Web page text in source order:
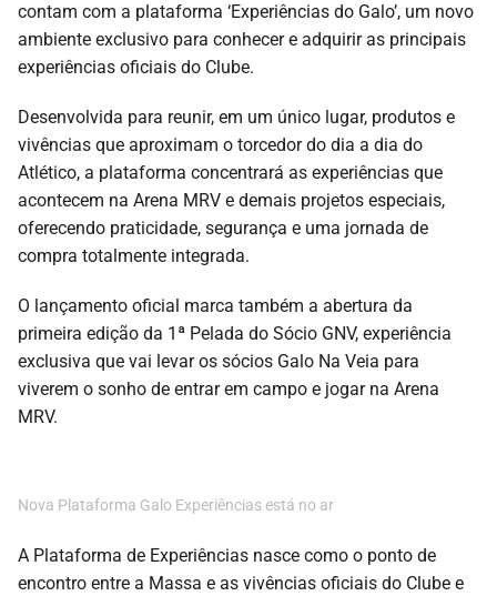
contam com a plataforma ‘Experiências do Galo’, um novo
ambiente exclusivo para conhecer e adquirir as principais
experiências oficiais do Clube.
Desenvolvida para reunir, em um único lugar, produtos e
vivências que aproximam o torcedor do dia a dia do
Atlético, a plataforma concentrará as experiências que
acontecem na Arena MRV e demais projetos especiais,
oferecendo praticidade, segurança e uma jornada de
compra totalmente integrada.
O lançamento oficial marca também a abertura da
primeira edição da 1ª Pelada do Sócio GNV, experiência
exclusiva que vai levar os sócios Galo Na Veia para
viverem o sonho de entrar em campo e jogar na Arena
MRV.
Nova Plataforma Galo Experiências está no ar
A Plataforma de Experiências nasce como o ponto de
encontro entre a Massa e as vivências oficiais do Clube e